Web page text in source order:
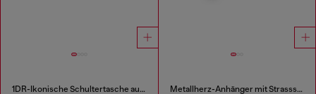
1DR-Ikonische Schultertasche aus Canvas und Leder Metallherz-Anhänger mit Strasssteinen